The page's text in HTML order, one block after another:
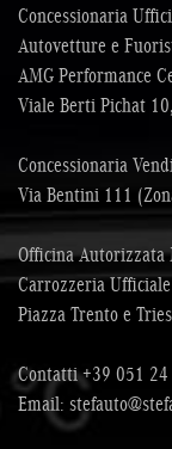
Concessionaria
Autovetture e
AMG Performance
Viale Berti Pichat
Concessionaria
Via Bentini 111
Officina Autorizzata
Carrozzeria
Piazza Trento e
Contatti+39 051
Email: